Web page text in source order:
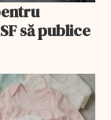
să publice